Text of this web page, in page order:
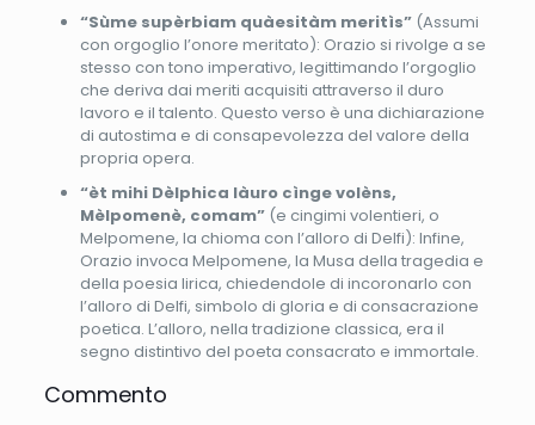
“Sùme supèrbiam quàesitàm meritìs”(Assumi
con orgoglio l’onore meritato): Orazio si rivolge a se
stesso con tono imperativo, legittimando l’orgoglio
che deriva dai meriti acquisiti attraverso il duro
lavoro e il talento. Questo verso è una dichiarazione
di autostima e di consapevolezza del valore della
propria opera.
“èt mihi Dèlphica làuro cìnge volèns,
Mèlpomenè, comam”(e cingimi volentieri, o
Melpomene, la chioma con l’alloro di Delfi): Infine,
Orazio invoca Melpomene, la Musa della tragedia e
della poesia lirica, chiedendole di incoronarlo con
l’alloro di Delfi, simbolo di gloria e di consacrazione
poetica. L’alloro, nella tradizione classica, era il
segno distintivo del poeta consacrato e immortale.
Commento